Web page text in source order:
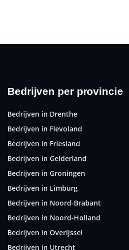
Bedrijven per provincie
Bedrijven in Drenthe
Bedrijven in Flevoland
Bedrijven in Friesland
Bedrijven in Gelderland
Bedrijven in Groningen
Bedrijven in Limburg
Bedrijven in Noord-Brabant
Bedrijven in Noord-Holland
Bedrijven in Overijssel
Bedrijven in Utrecht